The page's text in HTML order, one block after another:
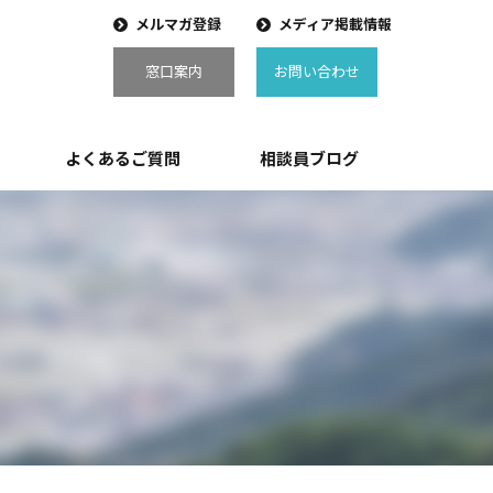
メルマガ登録
窓口案内
メディア掲載情報
お問い合わせ
よくあるご質問 相談員ブログ